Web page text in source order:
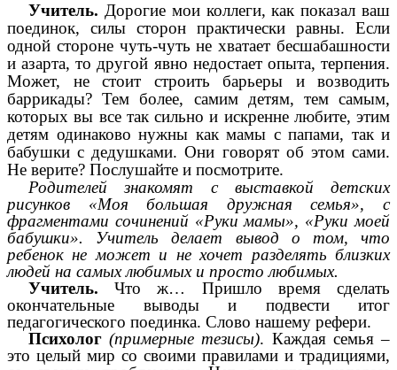
Учитель. Дорогие мои коллеги, как показал ваш
поединок, силы сторон практически равны. Если
одной стороне чуть-чуть не хватает бесшабашности
и азарта, то другой явно недостает опыта, терпения.
Может, не стоит строить барьеры и возводить
баррикады? Тем более, самим детям, тем самым,
которых вы все так сильно и искренне любите, этим
детям одинаково нужны как мамы с папами, так и
бабушки с дедушками. Они говорят об этом сами.
Не верите? Послушайте и посмотрите.
Родителей знакомят с выставкой детских
рисунков «Моя большая дружная семья», с
фрагментами сочинений «Руки мамы», «Руки моей
бабушки». Учитель делает вывод о том, что
ребенок не может и не хочет разделять близких
людей на самых любимых и просто любимых.
Учитель. Что ж… Пришло время сделать
окончательные выводы и подвести итог
педагогического поединка. Слово нашему рефери.
Психолог (примерные тезисы). Каждая семья –
это целый мир со своими правилами и традициями,